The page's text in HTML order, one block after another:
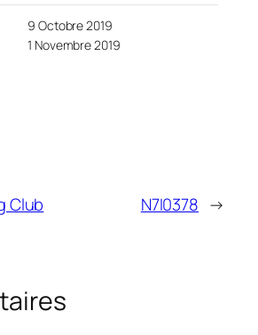
9 Octobre 2019
1 Novembre 2019
Club N7I0378 →